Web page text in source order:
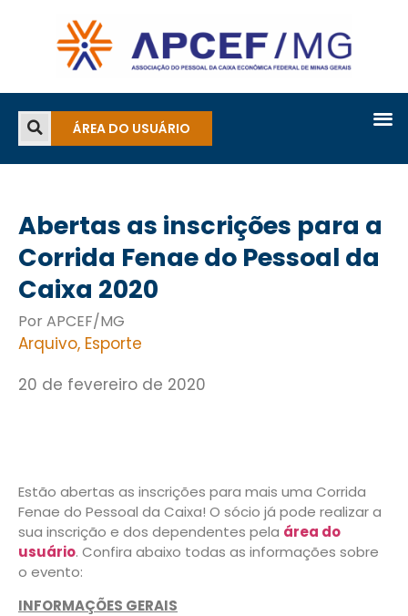
ÁREA DO USUÁRIO
Abertas as inscrições para a
Corrida Fenae do Pessoal da
Caixa 2020
Por APCEF/MG
Arquivo, Esporte
20 de fevereiro de 2020
Estão abertas as inscrições para mais uma Corrida
Fenae do Pessoal da Caixa! O sócio já pode realizar a
sua inscrição e dos dependentes pela área do
usuário. Confira abaixo todas as informações sobre
o evento:
INFORMAÇÕES GERAIS